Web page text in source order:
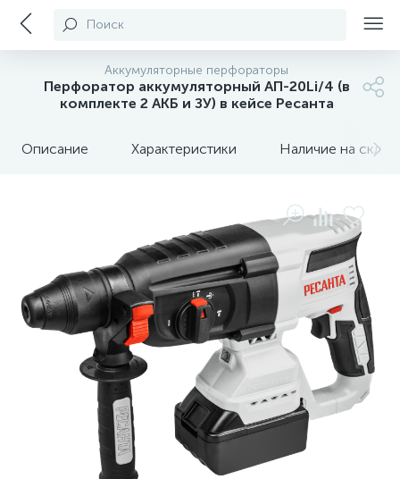
Поиск
Аккумуляторные перфораторы
Перфоратор аккумуляторный АП-20Li/4 (в
комплекте 2 АКБ и ЗУ) в кейсе Ресанта
Описание Характеристики Наличие на